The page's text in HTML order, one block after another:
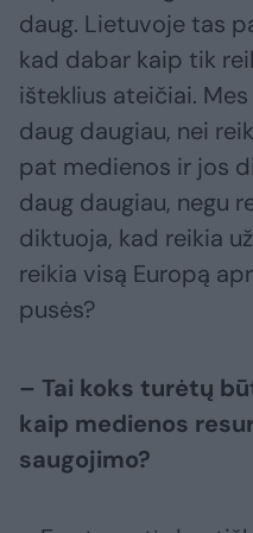
daug. Lietuvoje tas
kad dabar kaip tik
išteklius ateičiai.
daug daugiau, nei
pat medienos ir jos
daug daugiau, negu
diktuoja, kad reikia
reikia visą Europą
pusės?
– Tai koks turėtų
kaip medienos
saugojimo?